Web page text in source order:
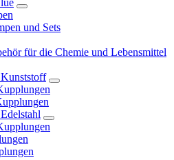
und Sets
für die Chemie und Lebensmittel